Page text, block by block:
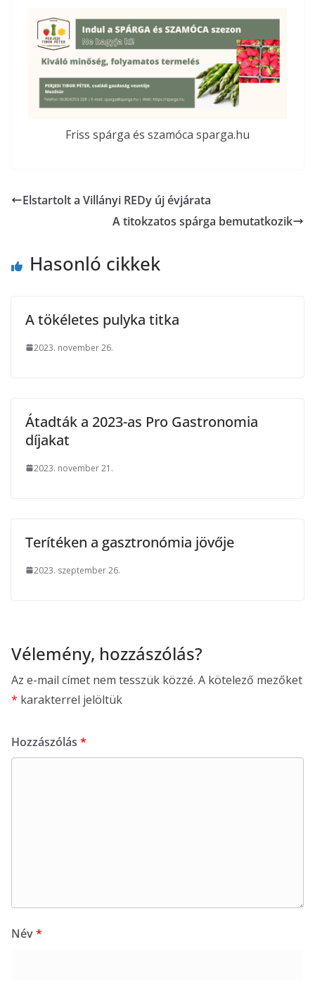
Friss spárga és szamóca sparga.hu
Elstartolt a Villányi REDy új évjárata
A titokzatos spárga bemutatkozik
Hasonló cikkek
A tökéletes pulyka titka
2023. november 26.
Átadták a 2023-as Pro Gastronomia
díjakat
2023. november 21.
Terítéken a gasztronómia jövője
2023. szeptember 26.
Vélemény, hozzászólás?
Az e-mail címet nem tesszük közzé. A kötelező mezőket
* karakterrel jelöltük
Hozzászólás *
Név*